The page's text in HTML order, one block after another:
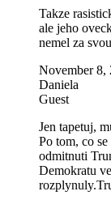
Takze
ale jeho
nemel za
November 8,
Daniela
Guest
Jen tapetuj,
Po tom, co
odmitnuti
Demokratu